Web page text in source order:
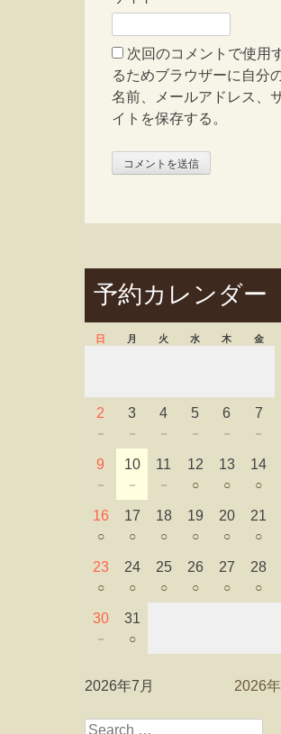
次回のコメントで使用
るためブラウザーに自分
名前、メールアドレス、
イトを保存する。
予約カレンダー
日 月 火 水 木 金
2
－
3
－
4
－
5
－
6
－
7
－
9
－
10
－
11
－
12
○
13
○
14
○
16
○
17
○
18
○
19
○
20
○
21
○
23
○
24
○
25
○
26
○
27
○
28
○
30
－
31
○
2026年7月 2026
Search